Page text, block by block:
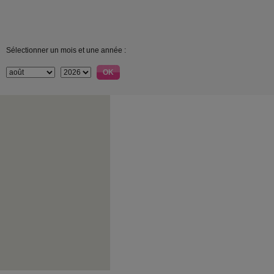
Sélectionner un mois et une année :